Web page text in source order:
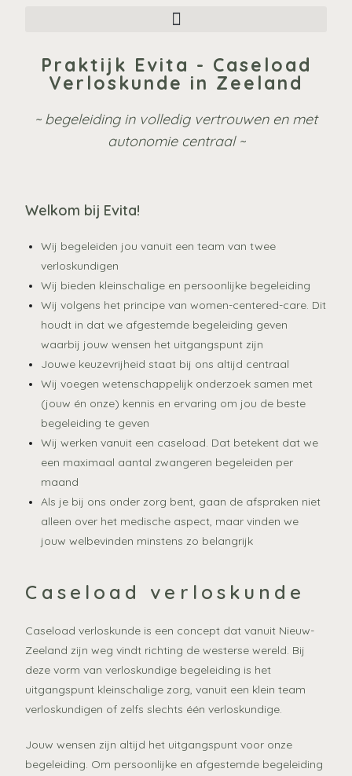
Praktijk Evita - Caseload
Verloskunde in Zeeland
~ begeleiding in volledig vertrouwen en met
autonomie centraal ~
Welkom bij Evita!
Wij begeleiden jou vanuit een team van twee
verloskundigen
Wij bieden kleinschalige en persoonlijke begeleiding
Wij volgens het principe van women-centered-care. Dit
houdt in dat we afgestemde begeleiding geven
waarbij jouw wensen het uitgangspunt zijn
Jouwe keuzevrijheid staat bij ons altijd centraal
Wij voegen wetenschappelijk onderzoek samen met
(jouw én onze) kennis en ervaring om jou de beste
begeleiding te geven
Wij werken vanuit een caseload. Dat betekent dat we
een maximaal aantal zwangeren begeleiden per
maand
Als je bij ons onder zorg bent, gaan de afspraken niet
alleen over het medische aspect, maar vinden we
jouw welbevinden minstens zo belangrijk
Caseload verloskunde
Caseload verloskunde is een concept dat vanuit Nieuw-
Zeeland zijn weg vindt richting de westerse wereld. Bij
deze vorm van verloskundige begeleiding is het
uitgangspunt kleinschalige zorg, vanuit een klein team
verloskundigen of zelfs slechts één verloskundige.
Jouw wensen zijn altijd het uitgangspunt voor onze
begeleiding. Om persoonlijke en afgestemde begeleiding